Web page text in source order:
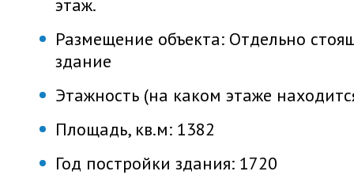
этаж.
Размещение объекта: Отдельно
здание
Этажность (на каком этаже
Площадь, кв.м: 1382
Год постройки здания: 1720